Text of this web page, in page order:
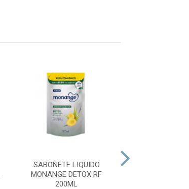
SABONETE LIQUIDO
MONANGE DETOX RF
200ML